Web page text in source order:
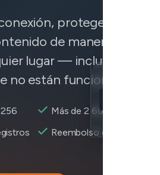
protege tus
de manera
lugar — incluyendo
no están funcionando.
Más de 2 600+
Reembolso de 30 días